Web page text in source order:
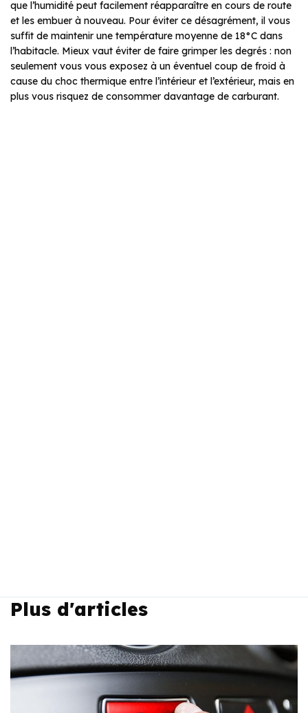
que l’humidité peut facilement réapparaître en cours de route
et les embuer à nouveau. Pour éviter ce désagrément, il vous
suffit de maintenir une température moyenne de 18°C dans
l’habitacle. Mieux vaut éviter de faire grimper les degrés : non
seulement vous vous exposez à un éventuel coup de froid à
cause du choc thermique entre l’intérieur et l’extérieur, mais en
plus vous risquez de consommer davantage de carburant.
Plus d'articles